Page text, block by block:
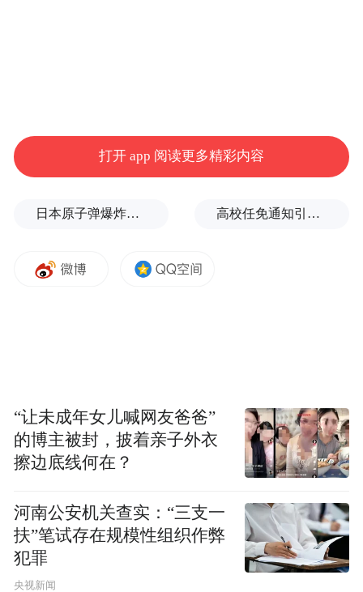
利于燕郊甚至三河完全融入京津冀协同发展
的需要。
“燕郊西出口的改建工程，很多听众都非常关
过去几年中也对这一工程做过很多报道，这
打开 app 阅读更多精彩内容
日本原子弹爆炸亲历者反对高市修改无核三原则，“她应该下台” 高校任免通知引关注：科长、主任自愿辞职，转任思政辅导员
“让未成年女儿喊网友爸爸”
的博主被封，披着亲子外衣
擦边底线何在？
河南公安机关查实：“三支一
扶”笔试存在规模性组织作弊
犯罪
央视新闻